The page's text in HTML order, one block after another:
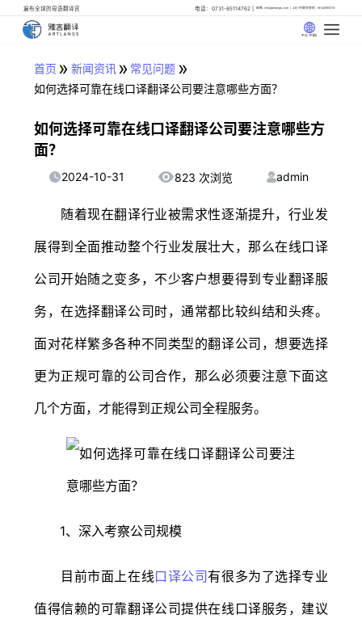
遍布全球的母语翻译官 电话：0731-85114762 邮箱: info@artlangs.com 24小时翻译管家: 18142666316
中文 (中国)
首页 » 新闻资讯» 常见问题 »
如何选择可靠在线口译翻译公司要注意哪些方面？
如何选择可靠在线口译翻译公司要注意哪些方
面？
2024-10-31 823 次浏览 admin
随着现在翻译行业被需求性逐渐提升，行业发
展得到全面推动整个行业发展壮大，那么在线口译
公司开始随之变多，不少客户想要得到专业翻译服
务，在选择翻译公司时，通常都比较纠结和头疼。
面对花样繁多各种不同类型的翻译公司，想要选择
更为正规可靠的公司合作，那么必须要注意下面这
几个方面，才能得到正规公司全程服务。
1、深入考察公司规模
目前市面上在线口译公司有很多为了选择专业
值得信赖的可靠翻译公司提供在线口译服务，建议